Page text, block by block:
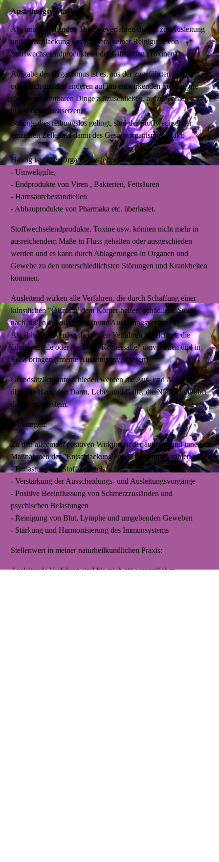
Ausleitungsverfahren
Ab- und ausleitenden Therapieverfahren dienen zur Ausleitung
und Entschlackung des Körpers, seiner Reinigung von
Sofffwechselendprodukten oder Giftstoffen (Toxinen).
Aufgabe des Organismus ist es, aus der zugeführten Nahrung,
oder auch aus den anderen auf ihn einwirkenden Stoffen, die
für ihn verwertbaren Dinge aufzuschließen, aufzunehmen und
in Energie umzusetzen.
Solange dies reibungslos gelingt, sind der Stoffwechsel der
einzelnen Zelle und damit des Gesamtorganismus intakt.
Häufig ist unser Organismus jedoch durch
- Umweltgifte,
- Endprodukte von Viren , Bakterien, Fettsäuren
- Harnsäurebestandteilen
- Abbauprodukte von Pharmaka etc. überlastet.
Stoffwechselendprodukte, Toxine usw. können nicht mehr in
ausreichendem Maße in Fluss gehalten oder ausgeschieden
werden und es kann durch Ablagerungen in Organen und
Gewebe zu den unterschiedlichsten Störungen und Krankheiten
kommen.
Ausleitend wirken alle Verfahren, die durch Schaffung einer
künstlichen "Öffnung"dem Körper helfen, schädliche Stoffe
nach außen auszuleiten (externe Ausleitungsverfahren)
Als ableitend werden diejenigen Verfahren bezeichnet, die
falsch verteile oder gestaute "Körpersäfte" umverteilen und in
Fluss bringen (Interne Ausleitungsverfahren)
Grundsätzlich unterschieden werden die Aus- und Ableitung
über die Haut, den Darm, Leber und Galle, die Nieren und über
das Lymphsystem.
Wirkungen:
Zu den allgemein positiven Wirkungen der äußeren und inneren
Maßnahmen der "Entschlackung" und "Auleitung" zählen z.B.:
- Entlastung des Stoffwechsels
- Verstärkung der Ausscheidungs- und Ausleitungsvorgänge
- Positive Beeinflussung von Schmerzzuständen und
psychischen Belastungen
- Reinigung von Blut, Lymphe und umgebenden Geweben
- Stärkung und Harmonisierung des Immunsystems
Stellenwert in meiner naturheilkundlichen Praxis:
Ausleitende Verfahren sind für mich ein wesentlicher